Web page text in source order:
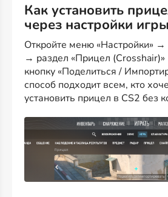
Как установить
через настройки
Откройте меню «Настройки» →
→ раздел «Прицел
кнопку «Поделиться /
способ подходит всем, кто
установить прицел в CS2 без